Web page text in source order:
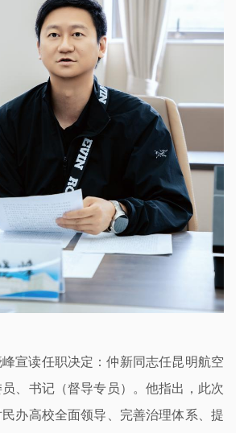
宣读任职决定：仲新同志任昆明航空
、书记（督导专员）。他指出，此次
办高校全面领导、完善治理体系、提